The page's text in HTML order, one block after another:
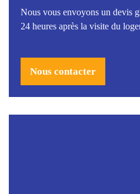
Nous vous envoyons un devis
24 heures après la visite du
Nous contacter